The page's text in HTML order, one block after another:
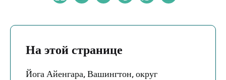
На этой странице
Йога Айенгара, Вашингтон, округ